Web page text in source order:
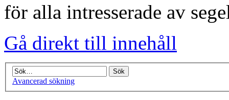
för alla intresserade av
Gå direkt till innehåll
Avancerad sökning